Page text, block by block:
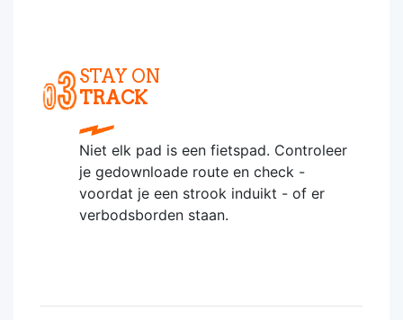
STAY ON
TRACK
Niet elk pad is een fietspad. Controleer
je gedownloade route en check -
voordat je een strook induikt - of er
verbodsborden staan.